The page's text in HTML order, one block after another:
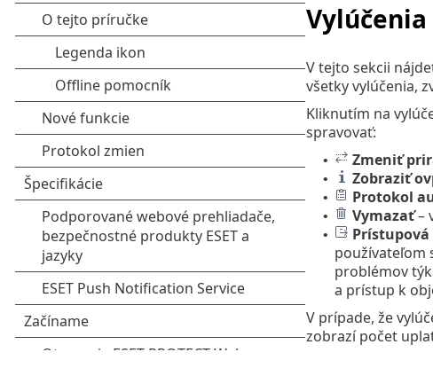
Vylúčenia
V tejto sekcii
všetky vylúčenia,
Kliknutím na
spravovať:
• Zmeniť
• Zobraziť
• Protokol
• Vymazať–
•
používateľom
problémov
a prístup k
V prípade, že
zobrazí počet